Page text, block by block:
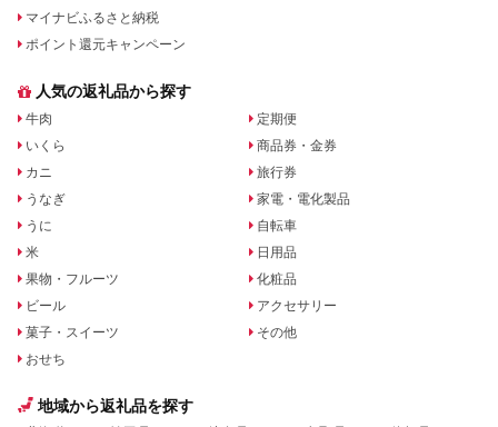
マイナビふるさと納税
ポイント還元キャンペーン
人気の返礼品から探す
牛肉
いくら
カニ
うなぎ
うに
米
果物・フルーツ
ビール
菓子・スイーツ
おせち
定期便
商品券・金券
旅行券
家電・電化製品
自転車
日用品
化粧品
アクセサリー
その他
地域から返礼品を探す